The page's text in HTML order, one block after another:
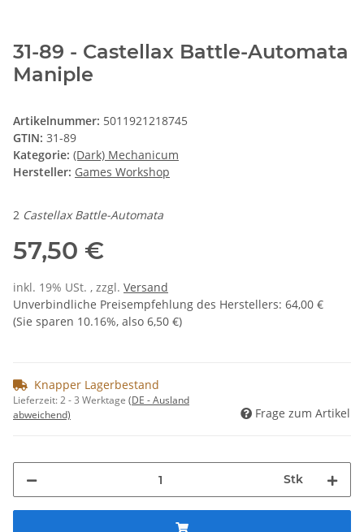
31-89 - Castellax Battle-Automata
Maniple
Artikelnummer: 5011921218745
GTIN: 31-89
Kategorie: (Dark) Mechanicum
Hersteller: Games Workshop
2 Castellax Battle-Automata
57,50 €
inkl. 19% USt. , zzgl. Versand
Unverbindliche Preisempfehlung des Herstellers: 64,00 €
(Sie sparen 10.16%, also 6,50 €)
Knapper Lagerbestand
Lieferzeit:2 - 3 Werktage (DE - Ausland
abweichend)
Frage zum Artikel
Stk